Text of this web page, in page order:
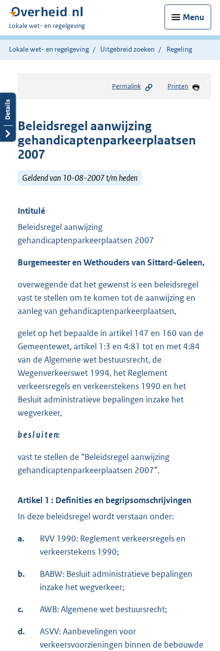
Menu
U
bent
hier:
Lokale wet- en regelgeving
Lokale wet- en regelgeving Uitgebreid zoeken Regeling
Permalink Printen
Beleidsregel aanwijzing
gehandicaptenparkeerplaatsen
2007
Geldend van 10-08-2007 t/m heden
Intitulé
Beleidsregel aanwijzing
gehandicaptenparkeerplaatsen 2007
Burgemeester en Wethouders van Sittard-Geleen,
overwegende dat het gewenst is een beleidsregel
vast te stellen om te komen tot de aanwijzing en
aanleg van gehandicaptenparkeerplaatsen,
gelet op het bepaalde in artikel 147 en 160 van de
Gemeentewet, artikel 1:3 en 4:81 tot en met 4:84
van de Algemene wet bestuursrecht, de
Wegenverkeerswet 1994, het Reglement
verkeersregels en verkeerstekens 1990 en het
Besluit administratieve bepalingen inzake het
wegverkeer,
b e s l u i t e n:
vast te stellen de “Beleidsregel aanwijzing
gehandicaptenparkeerplaatsen 2007”.
Artikel 1 : Definities en begripsomschrijvingen
In deze beleidsregel wordt verstaan onder:
a.
RVV 1990: Reglement verkeersregels en
verkeerstekens 1990;
b.
BABW: Besluit administratieve bepalingen
inzake het wegverkeer;
c. AWB: Algemene wet bestuursrecht;
d.
ASVV: Aanbevelingen voor
verkeersvoorzieningen binnen de bebouwde